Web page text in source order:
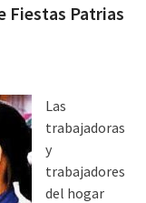
Fiestas Patrias
Las
trabajadoras
y
trabajadores
del hogar